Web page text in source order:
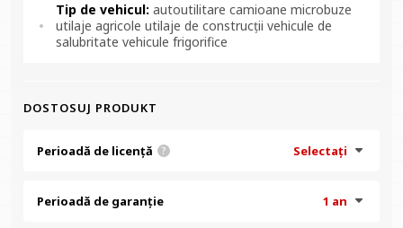
Tip de vehicul: autoutilitare camioane microbuze
utilaje agricole utilaje de construcții vehicule de
salubritate vehicule frigorifice
DOSTOSUJ PRODUKT
Perioadă de licență ? Selectați
Perioadă de garanție 1 an